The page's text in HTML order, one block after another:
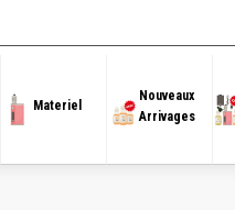
Materiel
Nouveaux
Arrivages